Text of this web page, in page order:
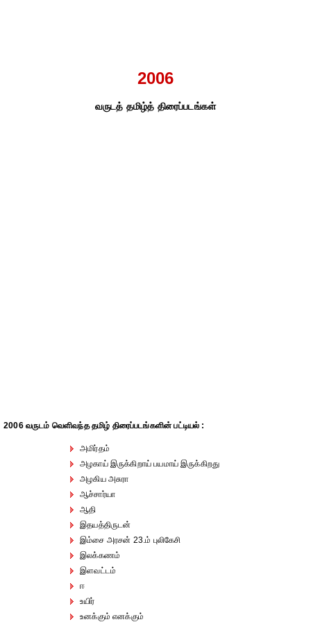
2006
வருடத் தமிழ்த் திரைப்படங்கள்
2006 வருடம் வெளிவந்த தமிழ் திரைப்படங்களின் பட்டியல் :
அமிர்தம்
அழகாய் இருக்கிறாய் பயமாய் இருக்கிறது
அழகிய அசுரா
ஆச்சார்யா
ஆதி
இதயத்திருடன்
இம்சை அரசன் 23.ம் புலிகேசி
இலக்கணம்
இளவட்டம்
ஈ
உயிர்
உனக்கும் எனக்கும்